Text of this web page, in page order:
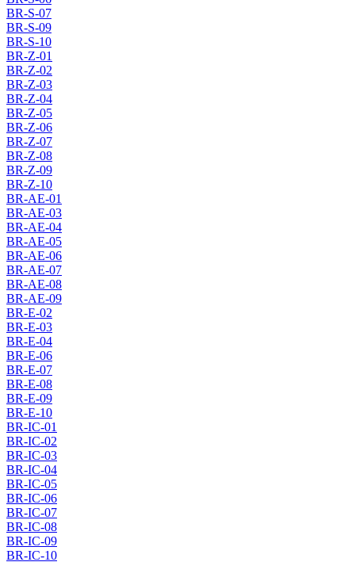
BR-S-07
BR-S-09
BR-S-10
BR-Z-01
BR-Z-02
BR-Z-03
BR-Z-04
BR-Z-05
BR-Z-06
BR-Z-07
BR-Z-08
BR-Z-09
BR-Z-10
BR-AE-01
BR-AE-03
BR-AE-04
BR-AE-05
BR-AE-06
BR-AE-07
BR-AE-08
BR-AE-09
BR-E-02
BR-E-03
BR-E-04
BR-E-06
BR-E-07
BR-E-08
BR-E-09
BR-E-10
BR-IC-01
BR-IC-02
BR-IC-03
BR-IC-04
BR-IC-05
BR-IC-06
BR-IC-07
BR-IC-08
BR-IC-09
BR-IC-10